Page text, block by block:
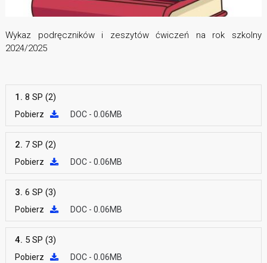
Wykaz podręczników i zeszytów ćwiczeń na rok szkolny
2024/2025
1. 8 SP (2)
Pobierz DOC - 0.06MB
2. 7 SP (2)
Pobierz DOC - 0.06MB
3. 6 SP (3)
Pobierz DOC - 0.06MB
4. 5 SP (3)
Pobierz DOC - 0.06MB